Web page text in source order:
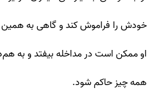
خودش را فراموش کند و گاهی به
او ممکن است در مداخله بیفتد و به
همه چیز حاکم شود.